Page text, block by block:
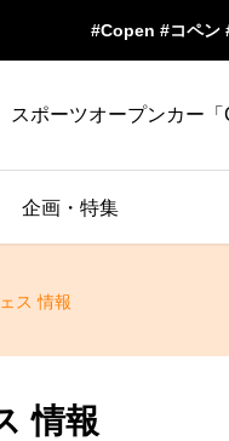
#Copen #コペン
スポーツオープンカー
企画・特集
ス 情報
情報